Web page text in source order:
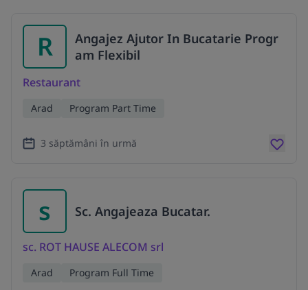
R
Angajez Ajutor In Bucatarie Progr
am Flexibil
Restaurant
Arad Program Part Time
3 săptămâni în urmă
s Sc. Angajeaza Bucatar.
sc. ROT HAUSE ALECOM srl
Arad Program Full Time